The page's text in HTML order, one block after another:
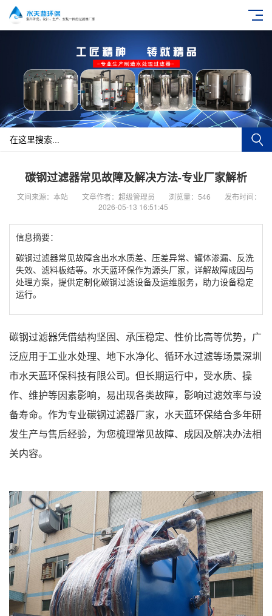
碳钢过滤器常见故障及解决方法-专业厂家解析
文间来源：本站 文章作者：超级管理员 浏览量：546
发布时间：
2026-05-13 16:51:45
信息摘要：
碳钢过滤器常见故障含出水水质差、压差异常、罐体渗漏、反洗
失效、滤料板结等。水天蓝环保作为源头厂家，详解故障成因与
处理方案，提供定制化碳钢过滤设备及运维服务，助力设备稳定
运行。
碳钢过滤器凭借结构坚固、承压稳定、性价比高等优势，广
泛应用于工业水处理、地下水净化、循环水过滤等场景深圳
市水天蓝环保科技有限公司。但长期运行中，受水质、操
作、维护等因素影响，易出现各类故障，影响过滤效率与设
备寿命。作为专业碳钢过滤器厂家，水天蓝环保结合多年研
发生产与售后经验，为您梳理常见故障、成因及解决办法相
关内容。